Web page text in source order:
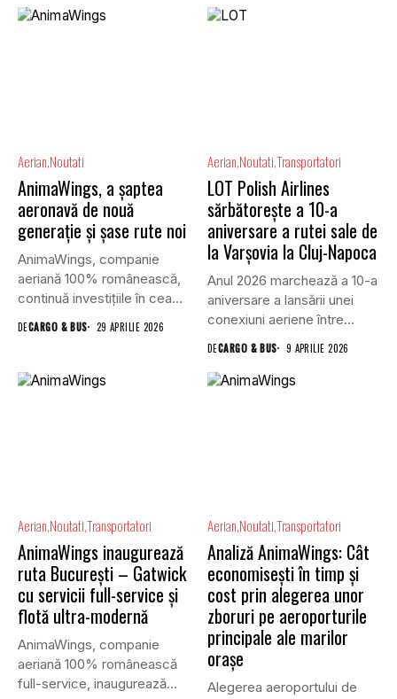
Aerian Noutati
AnimaWings, a șaptea
aeronavă de nouă
generație și șase rute noi
AnimaWings, companie
aeriană 100% românească,
continuă investițiile în cea
DECARGO & BUS 29 APRILIE 2026
Aerian NoutatiTransportatori
LOT Polish Airlines
sărbătorește a 10-a
aniversare a rutei sale de
la Varșovia la Cluj-Napoca
Anul 2026 marchează a 10-a
aniversare a lansării unei
conexiuni aeriene între...
DECARGO & BUS 9 APRILIE 2026
Aerian NoutatiTransportatori
AnimaWings inaugurează
ruta Bucureşti – Gatwick
cu servicii full-service și
flotă ultra-modernă
AnimaWings, companie
aeriană 100% românească
full-service, inaugurează
Aerian NoutatiTransportatori
Analiză AnimaWings: Cât
economiseşti în timp și
cost prin alegerea unor
zboruri pe aeroporturile
principale ale marilor
oraşe
Alegerea aeroportului de